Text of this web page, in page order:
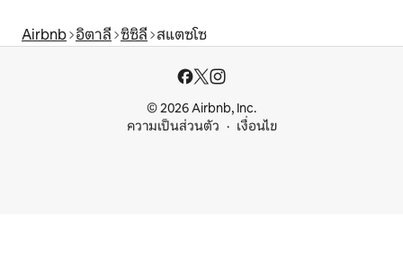
Airbnb อิตาลี ซิซิลี สแตซโซ
© 2026 Airbnb, Inc.
ความเป็นส่วนตัว
เงื่อนไข